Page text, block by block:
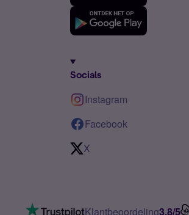
Socials
Instagram
Facebook
X
Klantbeoordeling3.8/5